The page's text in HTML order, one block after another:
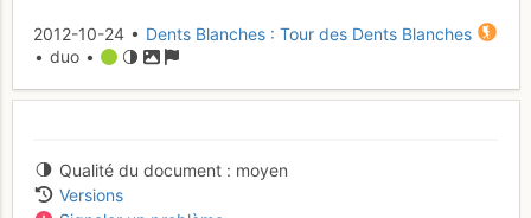
2012-10-24 • Dents Blanches : Tour des Dents Blanches
• duo •
Qualité du document
moyen
Versions